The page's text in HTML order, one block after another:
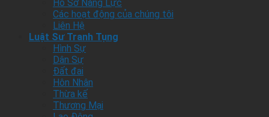
Hồ Sơ Năng Lực
Các hoạt động của chúng tôi
Liên Hệ
Luật Sư Tranh Tụng
Hình Sự
Dân Sự
Đất đai
Hôn Nhân
Thừa kế
Thương Mại